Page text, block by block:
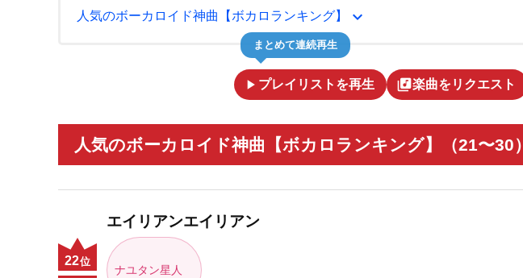
人気のボーカロイド神曲【ボカロランキング】
expand_more
play_arrow プレイリストを再生
まとめて連続再生
library_music楽曲をリクエスト
人気のボーカロイド神曲【ボカロランキング】（21〜30）
エイリアンエイリアン
ナユタン星人
22位